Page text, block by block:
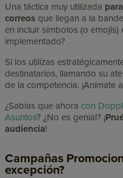
Una táctica muy utilizada
correos que llegan a la
en incluir símbolos (o emojis)
implementado?
Si los utilizas
destinatarios, llamando su
de la competencia. ¡Anímate
¿Sabías que ahora con
Asuntos? ¿No es genial? ¡
audiencia!
Campañas
excepción?